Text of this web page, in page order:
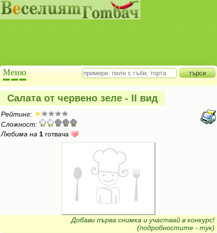
Салата от червено зеле - II вид
Рейтинг:
Сложност:
Любима на 1 готвача
Добави първа снимка и участвай в конкурс!
(подробностите - тук)